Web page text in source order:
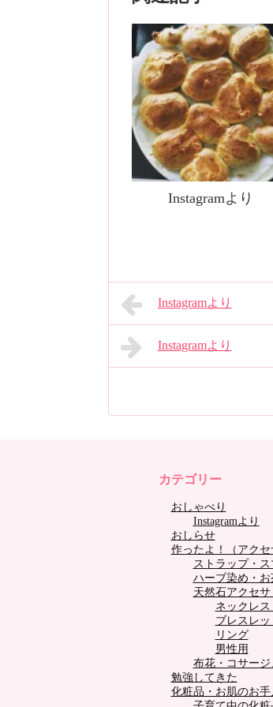
Instagramより
Instagramより
Instagramより
カテゴリー
おしゃべり
Instagramより
おしらせ
作ったよ！（アクセ
ストラップ・
ハーブ染め・お
天然石アクセサ
ネックレス
ブレスレッ
リング
男性用
布花・コサージ
勉強してきた
化粧品・お肌のお